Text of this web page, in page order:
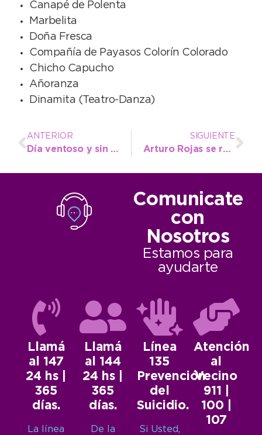
Canapé de Polenta
Marbelita
Doña Fresca
Compañía de Payasos Colorín Colorado
Chicho Capucho
Añoranza
Dinamita (Teatro-Danza)
ANTERIOR
Día ventoso y sin tanto calor como el martes
SIGUIENTE
Arturo Rojas se reunió con autoridades del Centro Cultural local
Comunicate
con
Nosotros
Estamos para
ayudarte
Llamá
al 147
24 hs |
365
días.
La línea
Llamá
al 144
24 hs |
365
días.
De la
Línea
135
Prevención
del
Suicidio.
Si Usted,
Atención
al
Vecino
911 |
100 |
107